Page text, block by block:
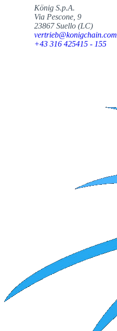
König S.p.A.
Via Pescone, 9
23867 Suello (LC)
vertrieb@konigchain.com
+43 316 425415 - 155